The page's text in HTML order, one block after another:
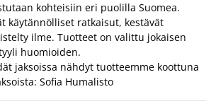
kohteisiin eri puolilla Suomea.
käytännölliset ratkaisut, kestävät
ilme. Tuotteet on valittu jokaisen
huomioiden.
jaksoissa nähdyt tuotteemme koottuna
Sofia Humalisto